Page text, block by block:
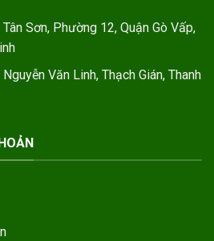
Sơn, Phường 12, Quận Gò Vấp,
Văn Linh, Thạch Gián, Thanh